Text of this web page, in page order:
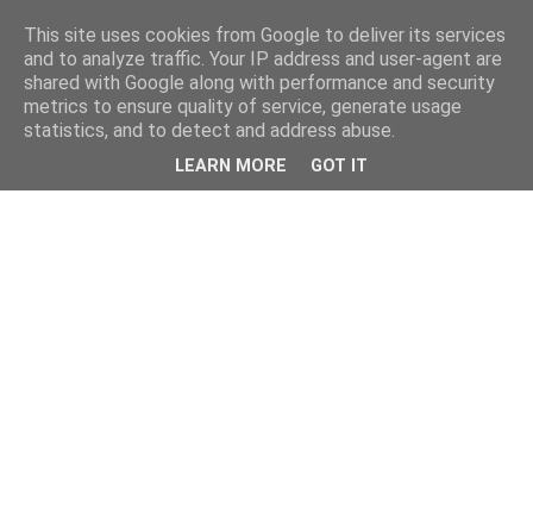
This site uses cookies from Google to deliver its services
and to analyze traffic. Your IP address and user-agent are
shared with Google along with performance and security
metrics to ensure quality of service, generate usage
statistics, and to detect and address abuse.
LEARN MORE GOT IT